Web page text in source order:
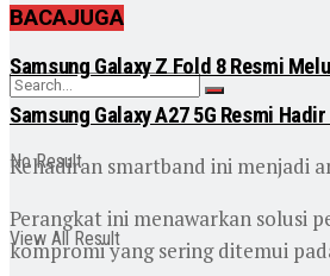
No Result
View All Result
BACAJUGA
Samsung Galaxy Z Fold 8 Resmi
Samsung Galaxy A27 5G Resmi
Kehadiran smartband ini menjadi
Perangkat ini menawarkan solusi
kompromi yang sering ditemui